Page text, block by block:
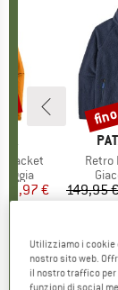
Jacket
ridotto
€
)
Retro
149,95 €
Utilizziamo i
nostro sito web.
il nostro traffico
funzioni di social